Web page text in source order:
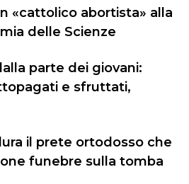
«cattolico abortista» alla
delle Scienze
parte dei giovani:
e sfruttati,
il prete ortodosso che
funebre sulla tomba